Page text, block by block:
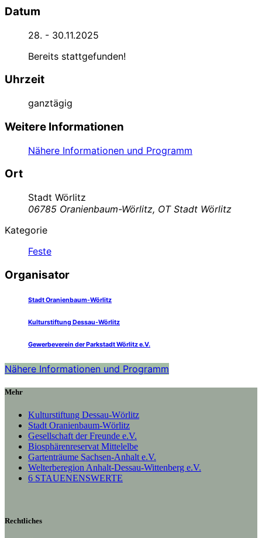
Datum
28. - 30.11.2025
Bereits stattgefunden!
Uhrzeit
ganztägig
Weitere Informationen
Nähere Informationen und Programm
Ort
Stadt Wörlitz
06785 Oranienbaum-Wörlitz, OT Stadt Wörlitz
Kategorie
Feste
Organisator
Stadt Oranienbaum-Wörlitz
Kulturstiftung Dessau-Wörlitz
Gewerbeverein der Parkstadt Wörlitz e.V.
Nähere Informationen und Programm
Mehr
Kulturstiftung Dessau-Wörlitz
Stadt Oranienbaum-Wörlitz
Gesellschaft der Freunde e.V.
Biosphärenreservat Mittelelbe
Gartenträume Sachsen-Anhalt e.V.
Welterberegion Anhalt-Dessau-Wittenberg e.V.
6 STAUENENSWERTE
Rechtliches